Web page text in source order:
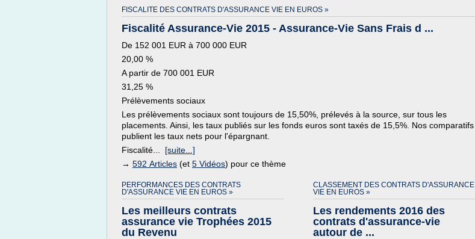
FISCALITE DES CONTRATS D'ASSURANCE VIE EN EUROS »
Fiscalité Assurance-Vie 2015 - Assurance-Vie Sans Frais d ...
De 152 001 EUR à 700 000 EUR
20,00 %
A partir de 700 001 EUR
31,25 %
Prélèvements sociaux
Les prélèvements sociaux sont toujours de 15,50%, prélevés à la source, sur tous les
placements. Ainsi, les taux publiés sur les fonds euros sont taxés de 15,5%. Nos comparatifs
publient les taux nets pour l'épargnant.
Fiscalité... [suite...]
→ 592 Articles (et 5 Vidéos) pour ce thème
PERFORMANCES DES CONTRATS
D'ASSURANCE VIE EN EUROS »
Les meilleurs contrats
assurance vie Trophées 2015
du Revenu
CLASSEMENT DES CONTRATS D'ASSURANCE
VIE EN EUROS »
Les rendements 2016 des
contrats d'assurance-vie
autour de ...